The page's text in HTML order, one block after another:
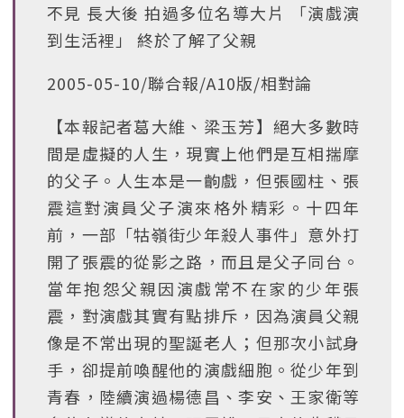
不見 長大後 拍過多位名導大片 「演戲演
到生活裡」 終於了解了父親
2005-05-10/聯合報/A10版/相對論
【本報記者葛大維、梁玉芳】絕大多數時
間是虛擬的人生，現實上他們是互相揣摩
的父子。人生本是一齣戲，但張國柱、張
震這對演員父子演來格外精彩。十四年
前，一部「牯嶺街少年殺人事件」意外打
開了張震的從影之路，而且是父子同台。
當年抱怨父親因演戲常不在家的少年張
震，對演戲其實有點排斥，因為演員父親
像是不常出現的聖誕老人；但那次小試身
手，卻提前喚醒他的演戲細胞。從少年到
青春，陸續演過楊德昌、李安、王家衛等